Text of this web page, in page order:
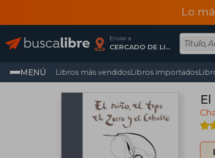
Lo
Enviar a
CERCADO DE LIMA, Lima
MENÚ Libros más vendidosLibros importados